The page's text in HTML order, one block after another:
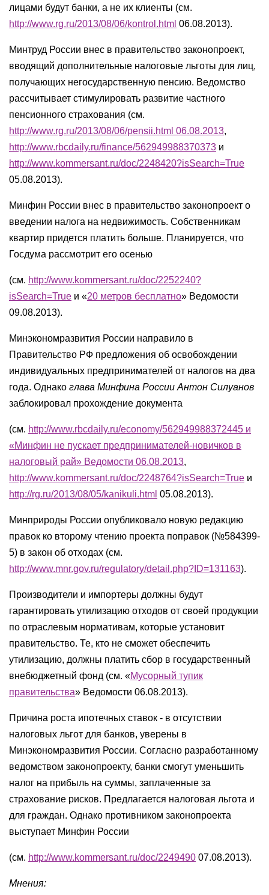
лицами будут банки, а не их клиенты (см.
http://www.rg.ru/2013/08/06/kontrol.html 06.08.2013).
Минтруд России внес в правительство законопроект,
вводящий дополнительные налоговые льготы для лиц,
получающих негосударственную пенсию. Ведомство
рассчитывает стимулировать развитие частного
пенсионного страхования (см.
http://www.rg.ru/2013/08/06/pensii.html 06.08.2013,
http://www.rbcdaily.ru/finance/562949988370373 и
http://www.kommersant.ru/doc/2248420?isSearch=True
05.08.2013).
Минфин России внес в правительство законопроект о
введении налога на недвижимость. Собственникам
квартир придется платить больше. Планируется, что
Госдума рассмотрит его осенью
(см. http://www.kommersant.ru/doc/2252240?
isSearch=True и «20 метров бесплатно» Ведомости
09.08.2013).
Минэкономразвития России направило в
Правительство РФ предложения об освобождении
индивидуальных предпринимателей от налогов на два
года. Однако глава Минфина России Антон Силуанов
заблокировал прохождение документа
(см. http://www.rbcdaily.ru/economy/562949988372445 и
«Минфин не пускает предпринимателей-новичков в
налоговый рай» Ведомости 06.08.2013,
http://www.kommersant.ru/doc/2248764?isSearch=True и
http://rg.ru/2013/08/05/kanikuli.html 05.08.2013).
Минприроды России опубликовало новую редакцию
правок ко второму чтению проекта поправок (№584399-
5) в закон об отходах (см.
http://www.mnr.gov.ru/regulatory/detail.php?ID=131163).
Производители и импортеры должны будут
гарантировать утилизацию отходов от своей продукции
по отраслевым нормативам, которые установит
правительство. Те, кто не сможет обеспечить
утилизацию, должны платить сбор в государственный
внебюджетный фонд (см. «Мусорный тупик
правительства» Ведомости 06.08.2013).
Причина роста ипотечных ставок - в отсутствии
налоговых льгот для банков, уверены в
Минэкономразвития России. Согласно разработанному
ведомством законопроекту, банки смогут уменьшить
налог на прибыль на суммы, заплаченные за
страхование рисков. Предлагается налоговая льгота и
для граждан. Однако противником законопроекта
выступает Минфин России
(см. http://www.kommersant.ru/doc/2249490 07.08.2013).
Мнения: